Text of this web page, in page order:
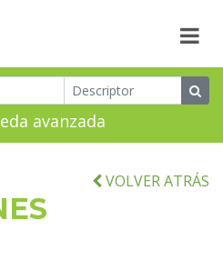
avanzada
VOLVER ATRÁS